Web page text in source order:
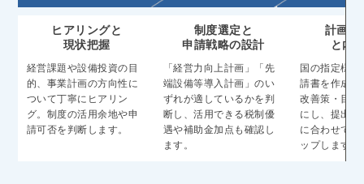
ヒアリングと
現状把握
経営課題や設備投資の目
的、事業計画の方向性に
ついて丁寧にヒアリン
グ。制度の活用余地や申
請可否を判断します。
制度選定と
申請戦略の設計
「経営力向上計画」「先
端設備等導入計画」のい
ずれが適しているかを判
断し、活用できる税制優
遇や補助金加点も確認し
ます。
計画書
と内
国の指定様
請書を作成。
改善策・目標
にし、提出先
に合わせてブ
ップします。